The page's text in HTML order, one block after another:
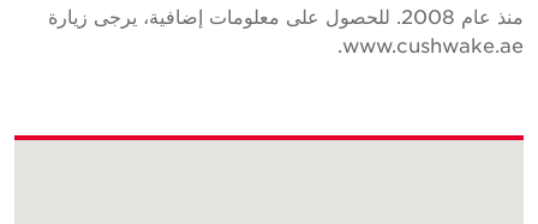
منذ عام 2008. للحصول على معلومات إضافية، يرجى زيارة
www.cushwake.ae.